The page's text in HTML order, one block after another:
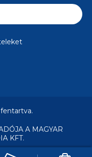
A MAGYAR
KFT.